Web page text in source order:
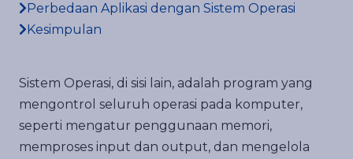
Perbedaan Aplikasi dengan Sistem Operasi
Kesimpulan
Sistem Operasi, di sisi lain, adalah program yang
mengontrol seluruh operasi pada komputer,
seperti mengatur penggunaan memori,
memproses input dan output, dan mengelola